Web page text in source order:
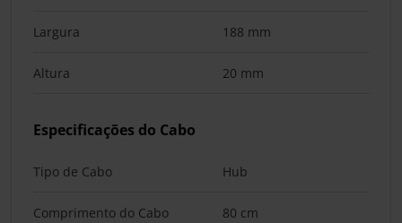
Largura 188 mm
Altura 20 mm
Especificações do Cabo
Tipo de Cabo Hub
Comprimento do Cabo 80 cm